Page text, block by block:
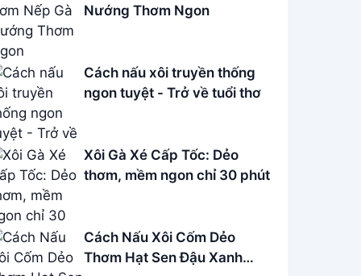
Nướng Thơm Ngon
Cách nấu xôi truyền thống
ngon tuyệt - Trở về tuổi thơ
Xôi Gà Xé Cấp Tốc: Dẻo
thơm, mềm ngon chỉ 30 phút
Cách Nấu Xôi Cốm Dẻo
Thơm Hạt Sen Đậu Xanh